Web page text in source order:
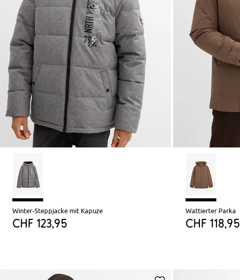
Winter-Steppjacke mit Kapuze
CHF 123,95
Wattierter Parka
CHF 118,95